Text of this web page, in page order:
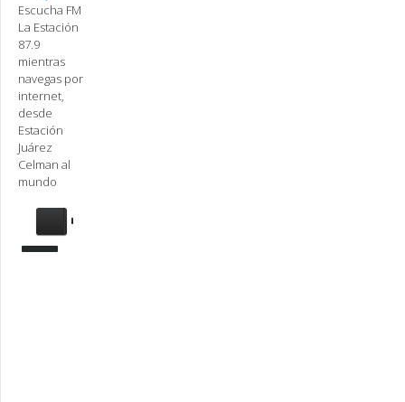
Escucha FM
La Estación
87.9
mientras
navegas por
internet,
desde
Estación
Juárez
Celman al
mundo